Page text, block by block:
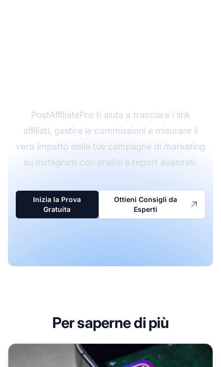
PostAffiliatePro ti aiuta a tracciare i link
affiliati, gestire le commissioni e misurare il
vero impatto delle tue campagne di marketing
su Instagram con analisi e report avanzati.
Inizia la Prova
Gratuita
Ottieni Consigli da
Esperti
Per saperne di più
5 consigli per il successo su Instagram nel 2026